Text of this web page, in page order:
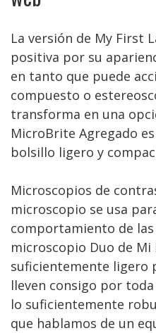
La versión de My First
positiva por su
en tanto que puede
compuesto o
transforma en una
MicroBrite Agregado
bolsillo ligero y
Microscopios de
microscopio se usa
comportamiento de las
microscopio Duo de
suficientemente ligero
lleven consigo por
lo suficientemente
que hablamos de un